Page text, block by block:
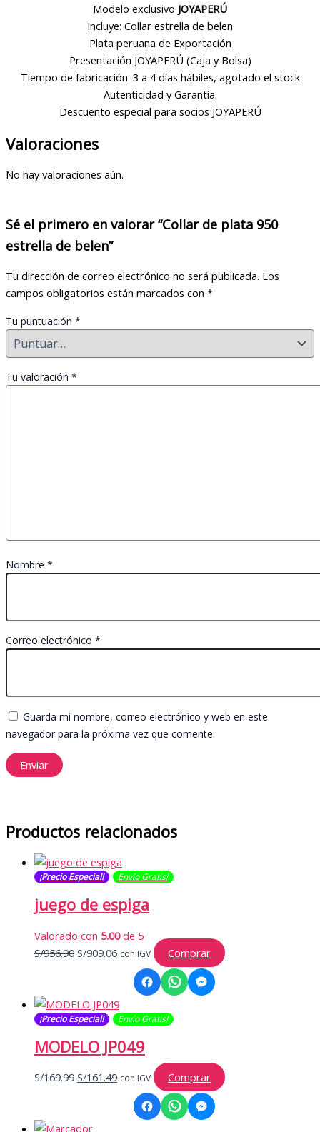
Modelo exclusivo JOYAPERÚ
Incluye: Collar estrella de belen
Plata peruana de Exportación
Presentación JOYAPERÚ (Caja y Bolsa)
Tiempo de fabricación: 3 a 4 días hábiles, agotado el stock
Autenticidad y Garantía.
Descuento especial para socios JOYAPERÚ
Valoraciones
No hay valoraciones aún.
Sé el primero en valorar “Collar de plata 950
estrella de belen”
Tu dirección de correo electrónico no será publicada. Los
campos obligatorios están marcados con *
Tu puntuación *
Tu valoración *
Nombre *
Correo electrónico *
Guarda mi nombre, correo electrónico y web en este
navegador para la próxima vez que comente.
Productos relacionados
¡Precio Especial! Envío Gratis​​​!
juego de espiga
Valorado con 5.00de 5
S/956.90 El
era:
S/956.90.
S/909.06El
precio
actual
es:
S/909.06.
con IGV Comprar
¡Precio Especial! Envío Gratis​​​!
MODELO JP049
S/169.99 El
era:
S/161.49El
precio
actual
con IGV Comprar